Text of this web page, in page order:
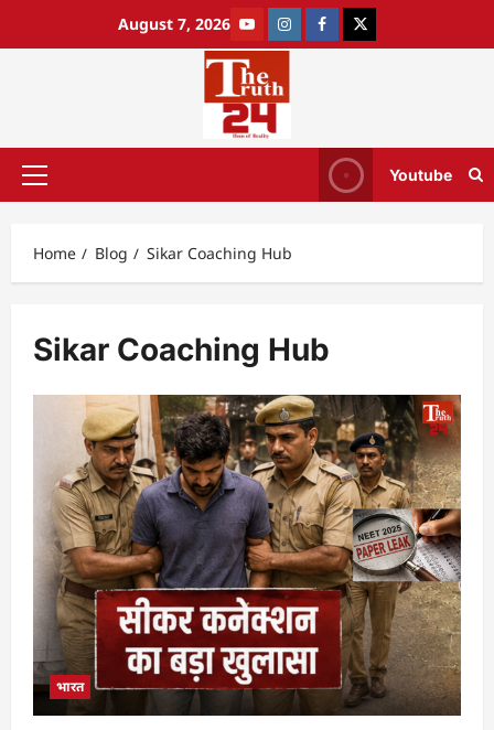
August 7, 2026
Youtube
Home Blog Sikar Coaching Hub
Sikar Coaching Hub
भारत